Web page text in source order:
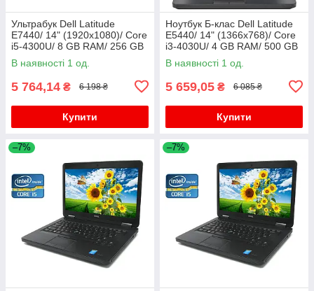
Ультрабук Dell Latitude
E7440/ 14" (1920x1080)/ Core
i5-4300U/ 8 GB RAM/ 256 GB
SSD/ HD 4400/ АКБ 0%
В наявності 1 од.
5 764,14 ₴ 6 198 ₴
Купити
Ноутбук Б-клас Dell Latitude
E5440/ 14" (1366x768)/ Core
i3-4030U/ 4 GB RAM/ 500 GB
HDD/ HD 4400
В наявності 1 од.
5 659,05 ₴ 6 085 ₴
Купити
–7% –7%